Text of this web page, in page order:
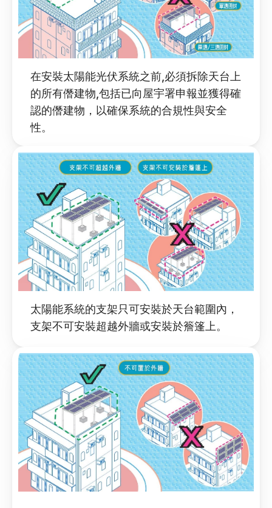
在安裝太陽能光伏系統之前,必須拆除天台上
的所有僭建物,包括已向屋宇署申報並獲得確
認的僭建物，以確保系統的合規性與安全
性。
太陽能系統的支架只可安裝於天台範圍內，
支架不可安裝超越外牆或安裝於簷篷上。